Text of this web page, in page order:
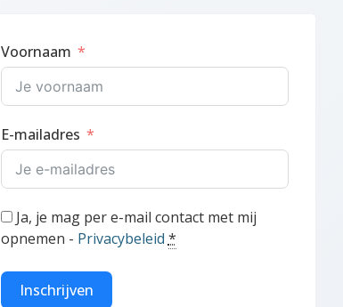
Voornaam
E-mailadres
Ja, je mag per e-mail contact met mij
opnemen - Privacybeleid *
Inschrijven